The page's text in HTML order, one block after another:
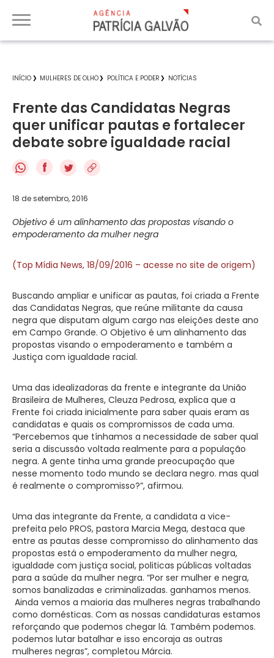
INÍCIO MULHERES DE OLHO POLÍTICA E PODER NOTÍCIAS
Frente das Candidatas Negras
quer unificar pautas e fortalecer
debate sobre igualdade racial
f
18 de setembro, 2016
Objetivo é um alinhamento das propostas visando o
empoderamento da mulher negra
(Top Mídia News, 18/09/2016 – acesse no site de origem)
Buscando ampliar e unificar as pautas, foi criada a Frente
das Candidatas Negras, que reúne militante da causa
negra que disputam algum cargo nas eleições deste ano
em Campo Grande. O Objetivo é um alinhamento das
propostas visando o empoderamento e também a
Justiça com igualdade racial.
Uma das idealizadoras da frente e integrante da União
Brasileira de Mulheres, Cleuza Pedrosa, explica que a
Frente foi criada inicialmente para saber quais eram as
candidatas e quais os compromissos de cada uma.
“Percebemos que tínhamos a necessidade de saber qual
seria a discussão voltada realmente para a população
negra. A gente tinha uma grande preocupação que
nesse momento todo mundo se declara negro. mas qual
é realmente o compromisso?”, afirmou.
Uma das integrante da Frente, a candidata a vice-
prefeita pelo PROS, pastora Marcia Mega, destaca que
entre as pautas desse compromisso do alinhamento das
propostas está o empoderamento da mulher negra,
igualdade com justiça social, politicas públicas voltadas
para a saúde da mulher negra. “Por ser mulher e negra,
somos banalizadas e criminalizadas. ganhamos menos.
Ainda vemos a maioria das mulheres negras trabalhando
como domésticas. Com as nossas candidaturas estamos
reforçando que podemos chegar lá. Também podemos.
podemos lutar batalhar e isso encoraja as outras
mulheres negras”, completou Márcia.